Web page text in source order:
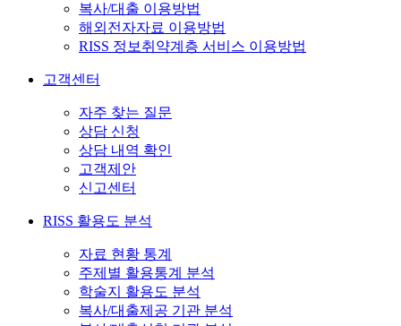
복사/대출 이용방법
해외전자자료 이용방법
RISS 정보취약계층 서비스 이용방법
고객센터
자주 찾는 질문
상담 신청
상담 내역 확인
고객제안
신고센터
RISS 활용도 분석
자료 현황 통계
주제별 활용통계 분석
학술지 활용도 분석
복사/대출제공 기관 분석